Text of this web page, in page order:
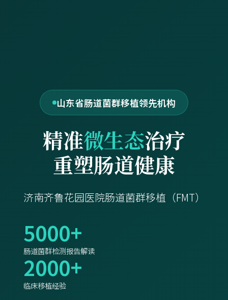
山东省肠道菌群移植领先机构
精准微生态治疗
重塑肠道健康
济南齐鲁花园医院肠道菌群移植（FMT）
5000+
肠道菌群检测报告解读
2000+
临床移植经验